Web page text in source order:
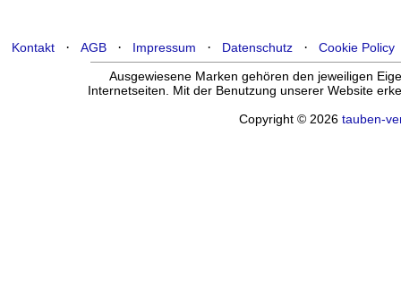
Kontakt· AGB· Impressum · Datenschutz· Cookie Policy
Ausgewiesene Marken gehören den jeweiligen
Internetseiten. Mit der Benutzung unserer Website
Copyright © 2026 tauben-